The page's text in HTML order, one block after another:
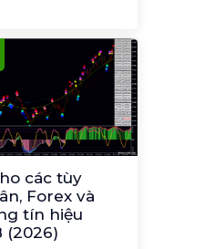
các tùy
Forex và
tín hiệu
(2026)